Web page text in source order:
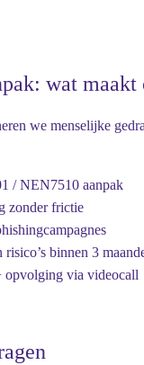
wat maakt
we menselijke
/ NEN7510 aanpak
zonder frictie
binnen 3
opvolging via videocall